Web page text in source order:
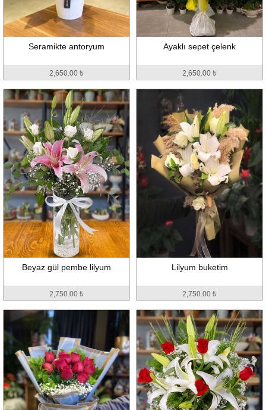
Seramikte antoryum
2,650.00 ₺
Ayaklı sepet çelenk
2,650.00 ₺
Beyaz gül pembe lilyum
2,750.00 ₺
Lilyum buketim
2,750.00 ₺